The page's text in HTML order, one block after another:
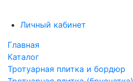
Личный кабинет
Главная
Каталог
Тротуарная плитка и бордюр